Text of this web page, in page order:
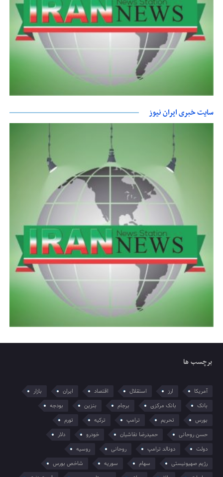
سایت خبری ایران نیوز
برچسب ها
آمریکا ارز استقلال اقتصاد ایران
بازار
بانک
بانک مرکزی برجام بنزین
بودجه
بورس
تحریم ترامپ ترکیه
تورم
حسن روحانی
حمیدرضا نقاشیان خودرو
دلار
دولت
دونالد ترامپ روحانی
روسیه
رژیم صهیونیستی
سهام سوریه
شاخص بورس